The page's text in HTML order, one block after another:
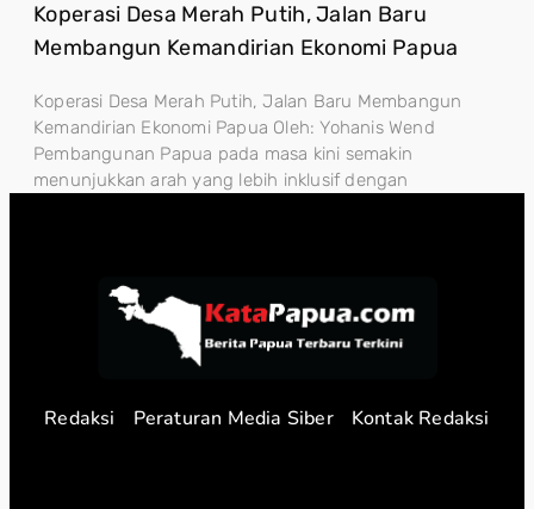
Koperasi Desa Merah Putih, Jalan Baru
Membangun Kemandirian Ekonomi Papua
Koperasi Desa Merah Putih, Jalan Baru Membangun
Kemandirian Ekonomi Papua Oleh: Yohanis Wend
Pembangunan Papua pada masa kini semakin
menunjukkan arah yang lebih inklusif dengan
Redaksi Peraturan Media Siber Kontak Redaksi